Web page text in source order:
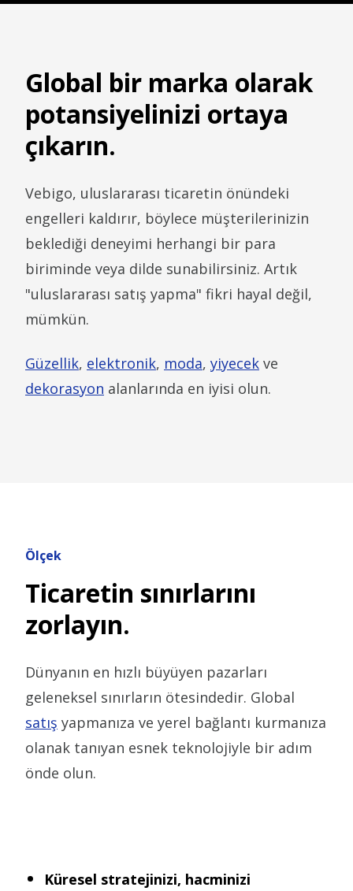
Global bir marka olarak
potansiyelinizi ortaya
çıkarın.
Vebigo, uluslararası ticaretin önündeki
engelleri kaldırır, böylece müşterilerinizin
beklediği deneyimi herhangi bir para
biriminde veya dilde sunabilirsiniz. Artık
"uluslararası satış yapma" fikri hayal değil,
mümkün.
Güzellik, elektronik, moda, yiyecek ve
dekorasyon alanlarında en iyisi olun.
Ölçek
Ticaretin sınırlarını
zorlayın.
Dünyanın en hızlı büyüyen pazarları
geleneksel sınırların ötesindedir. Global
satış yapmanıza ve yerel bağlantı kurmanıza
olanak tanıyan esnek teknolojiyle bir adım
önde olun.
Küresel stratejinizi, hacminizi